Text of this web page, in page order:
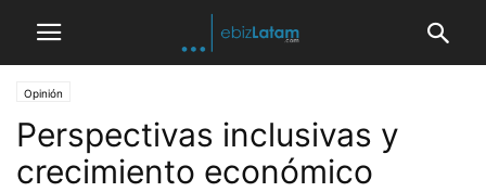
Opinión
Perspectivas inclusivas y
crecimiento económico